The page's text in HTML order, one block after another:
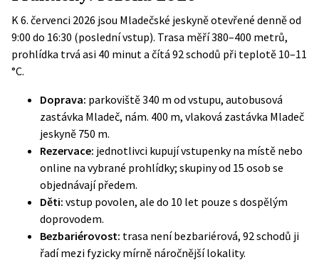
K 6. červenci 2026 jsou Mladečské jeskyně otevřené denně od
9:00 do 16:30 (poslední vstup). Trasa měří 380–400 metrů,
prohlídka trvá asi 40 minut a čítá 92 schodů při teplotě 10–11
°C.
Doprava: parkoviště 340 m od vstupu, autobusová
zastávka Mladeč, nám. 400 m, vlaková zastávka Mladeč
jeskyně 750 m.
Rezervace: jednotlivci kupují vstupenky na místě nebo
online na vybrané prohlídky; skupiny od 15 osob se
objednávají předem.
Děti: vstup povolen, ale do 10 let pouze s dospělým
doprovodem.
Bezbariérovost: trasa není bezbariérová, 92 schodů ji
řadí mezi fyzicky mírně náročnější lokality.